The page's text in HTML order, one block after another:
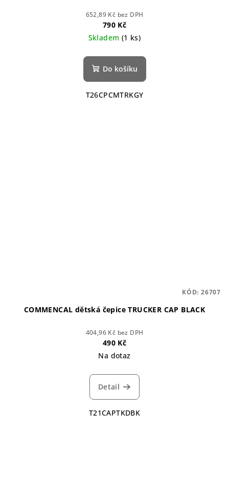
652,89 Kč bez DPH
790 Kč
Skladem (1 ks)
Do košíku
T26CPCMTRKGY
COMMENCAL dětská čepice TRUCKER CAP BLACK
404,96 Kč bez DPH
490 Kč
Na dotaz
Detail
T21CAPTKDBK
KÓD: 26707